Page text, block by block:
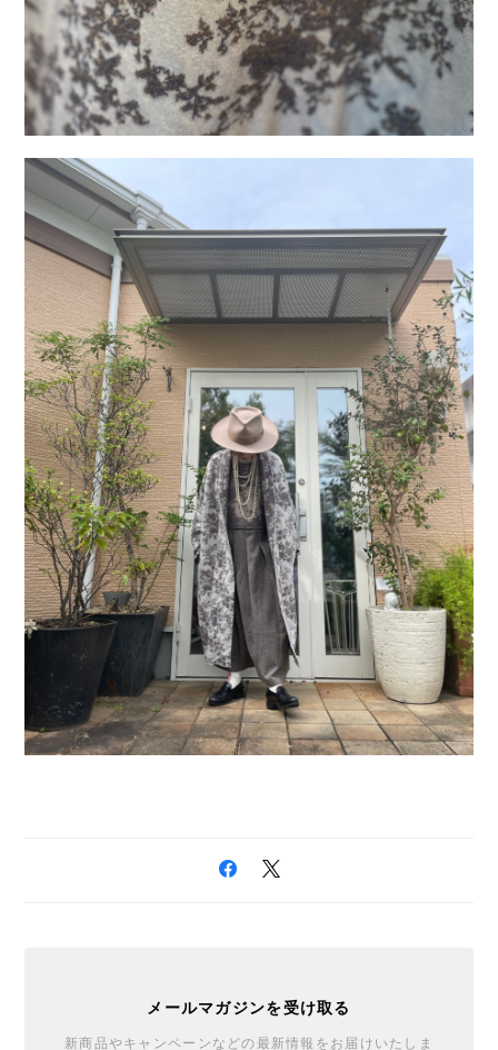
メールマガジンを受け取る
新商品やキャンペーンなどの最新情報をお届けいたしま